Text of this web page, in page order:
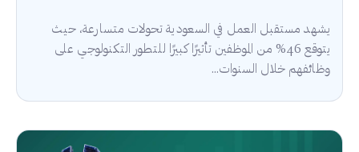
يشهد مستقبل العمل في السعودية تحولات متسارعة، حيث
يتوقع 46% من الموظفين تأثيرًا كبيرًا للتطور التكنولوجي على
وظائفهم خلال السنوات...